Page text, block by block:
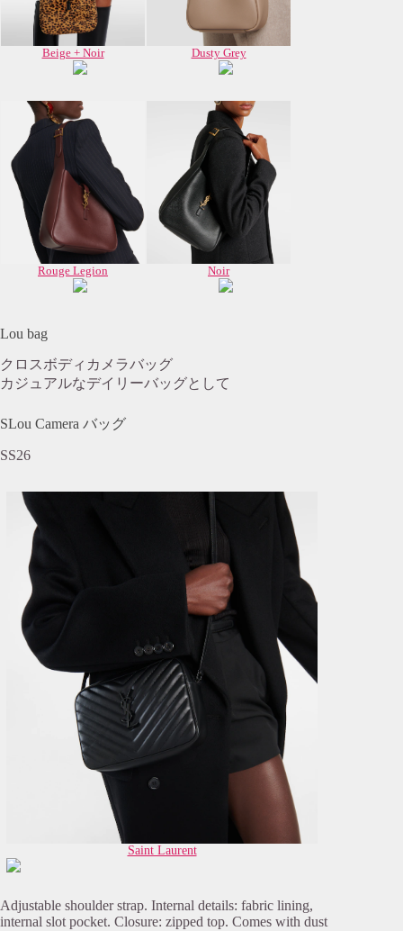
Beige + Noir Dusty Grey
Rouge Legion Noir
Lou bag
クロスボディカメラバッグ
カジュアルなデイリーバッグとして
SLou Camera バッグ
SS26
Saint Laurent
Adjustable shoulder strap. Internal details: fabric lining,
internal slot pocket. Closure: zipped top. Comes with dust